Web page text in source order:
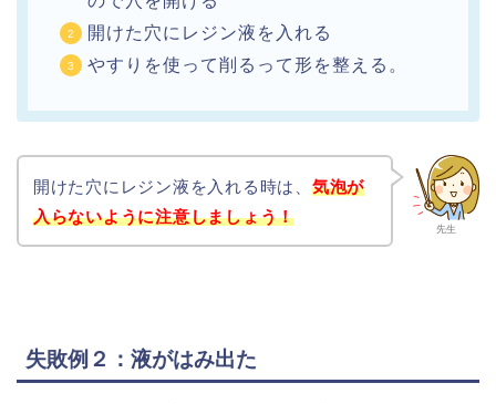
開けた穴にレジン液を入れる
やすりを使って削るって形を整える。
先生
開けた穴にレジン液を入れる時は、 気泡が
入らないように注意しましょう！
失敗例２：液がはみ出た